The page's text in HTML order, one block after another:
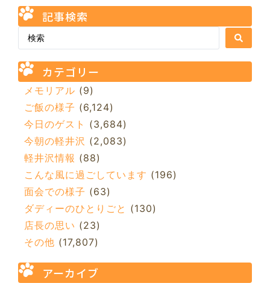
記事検索
カテゴリー
メモリアル (9)
ご飯の様子 (6,124)
今日のゲスト (3,684)
今朝の軽井沢 (2,083)
軽井沢情報 (88)
こんな風に過ごしています (196)
面会での様子 (63)
ダディーのひとりごと (130)
店長の思い (23)
その他 (17,807)
アーカイブ